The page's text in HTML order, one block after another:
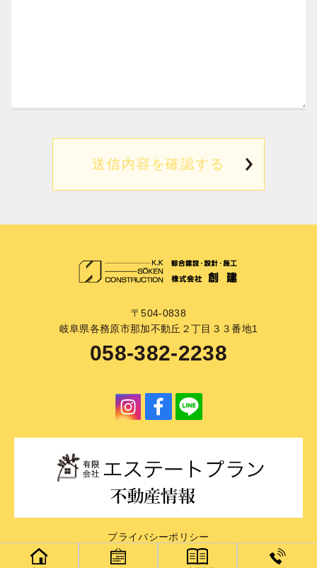
〒504-0838
岐阜県各務原市那加不動丘２丁目３３番地1
058-382-2238
プライバシーポリシー